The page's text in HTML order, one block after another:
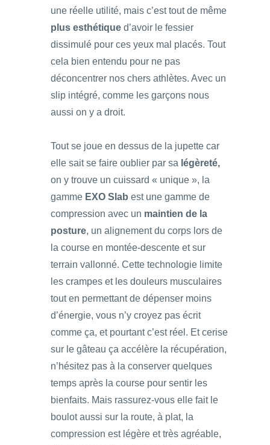
une réelle utilité, mais c’est tout de même
plus esthétique d’avoir le fessier
dissimulé pour ces yeux mal placés. Tout
cela bien entendu pour ne pas
déconcentrer nos chers athlètes. Avec un
slip intégré, comme les garçons nous
aussi on y a droit.
Tout se joue en dessus de la jupette car
elle sait se faire oublier par sa légèreté,
on y trouve un cuissard « unique », la
gamme EXO Slab est une gamme de
compression avec un maintien de la
posture, un alignement du corps lors de
la course en montée-descente et sur
terrain vallonné. Cette technologie limite
les crampes et les douleurs musculaires
tout en permettant de dépenser moins
d’énergie, vous n’y croyez pas écrit
comme ça, et pourtant c’est réel. Et cerise
sur le gâteau ça accélère la récupération,
n’hésitez pas à la conserver quelques
temps après la course pour sentir les
bienfaits. Mais rassurez-vous elle fait le
boulot aussi sur la route, à plat, la
compression est légère et très agréable,